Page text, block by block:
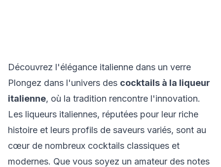
Découvrez l'élégance italienne dans un verre
Plongez dans l'univers des cocktails à la liqueur
italienne, où la tradition rencontre l'innovation.
Les liqueurs italiennes, réputées pour leur riche
histoire et leurs profils de saveurs variés, sont au
cœur de nombreux cocktails classiques et
modernes. Que vous soyez un amateur des notes